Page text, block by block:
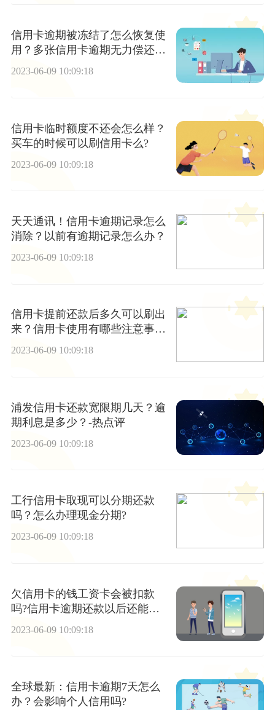
信用卡逾期被冻结了怎么恢复使
用？多张信用卡逾期无力偿还怎
么办? 每日速讯
2023-06-09 10:09:18
信用卡临时额度不还会怎么样？
买车的时候可以刷信用卡么?
2023-06-09 10:09:18
天天通讯！信用卡逾期记录怎么
消除？以前有逾期记录怎么办？
2023-06-09 10:09:18
信用卡提前还款后多久可以刷出
来？信用卡使用有哪些注意事
项？
2023-06-09 10:09:18
浦发信用卡还款宽限期几天？逾
期利息是多少？-热点评
2023-06-09 10:09:18
工行信用卡取现可以分期还款
吗？怎么办理现金分期?
2023-06-09 10:09:18
欠信用卡的钱工资卡会被扣款
吗?信用卡逾期还款以后还能用
2023-06-09 10:09:18
全球最新：信用卡逾期7天怎么
办？会影响个人信用吗?